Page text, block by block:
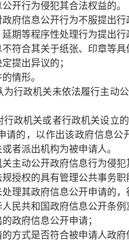
开行为侵犯其合法权益的。
信息公开行为不服提出行
期等程序性处理行为提出行
符合其关于纸张、印章等
提出异议的；
情形。
行政机关未依法履行主动
政机关或者行政机关设立
请的，以作出该政府信息
者派出机构为被申请人。
主动公开政府信息行为侵
授权的具有管理公共事务
其政府信息公开申请的，
民共和国政府信息公开条例
政府信息公开申请；
方式是否符合被申请人政府